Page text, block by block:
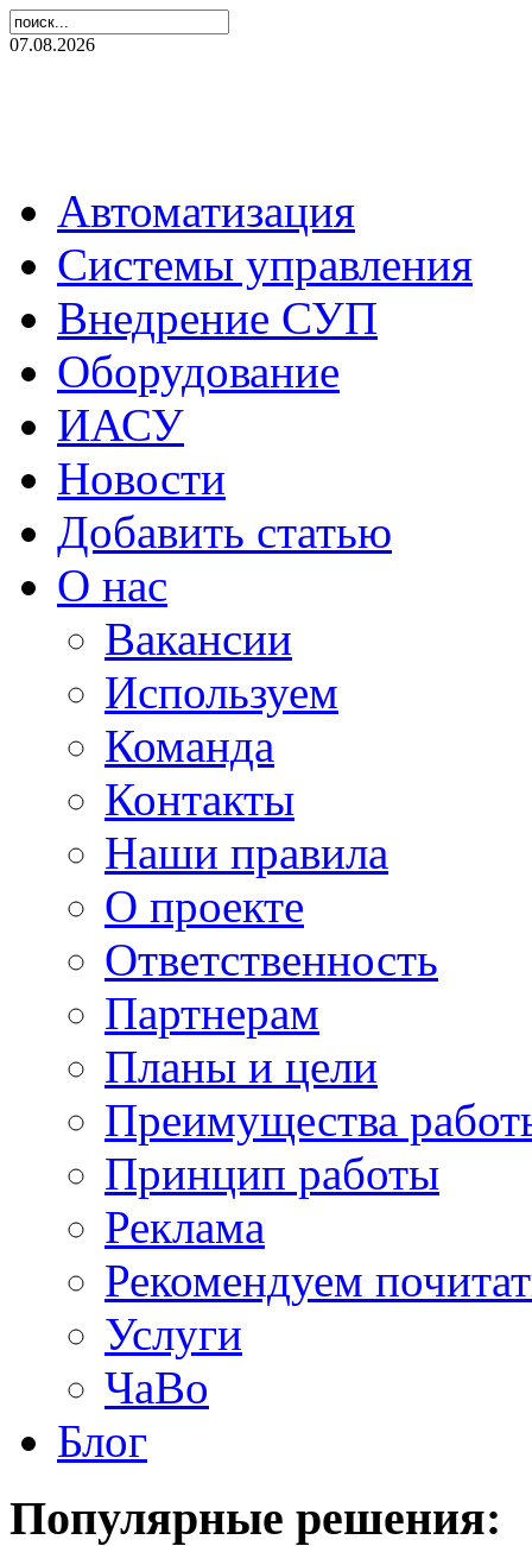
07.08.2026
Автоматизация
Системы управления
Внедрение СУП
Оборудование
ИАСУ
Новости
Добавить статью
О нас
Вакансии
Используем
Команда
Контакты
Наши правила
О проекте
Ответственность
Партнерам
Планы и цели
Преимущества
Принцип работы
Реклама
Рекомендуем
Услуги
ЧаВо
Блог
Популярные решения: